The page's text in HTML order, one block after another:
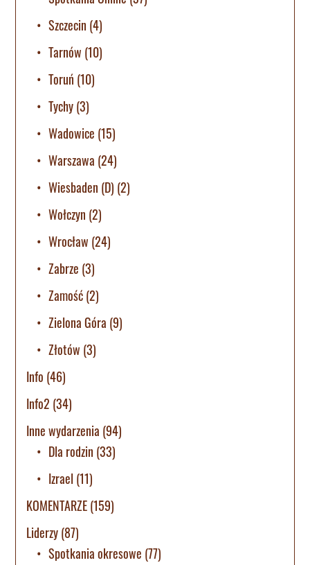
Szczecin (4)
Tarnów (10)
Toruń (10)
Tychy(3)
Wadowice (15)
Warszawa (24)
Wiesbaden (D) (2)
Wołczyn (2)
Wrocław (24)
Zabrze (3)
Zamość(2)
Zielona Góra (9)
Złotów (3)
Info (46)
Info2 (34)
Inne wydarzenia (94)
Dla rodzin (33)
Izrael (11)
KOMENTARZE(159)
Liderzy(87)
Spotkania okresowe (77)